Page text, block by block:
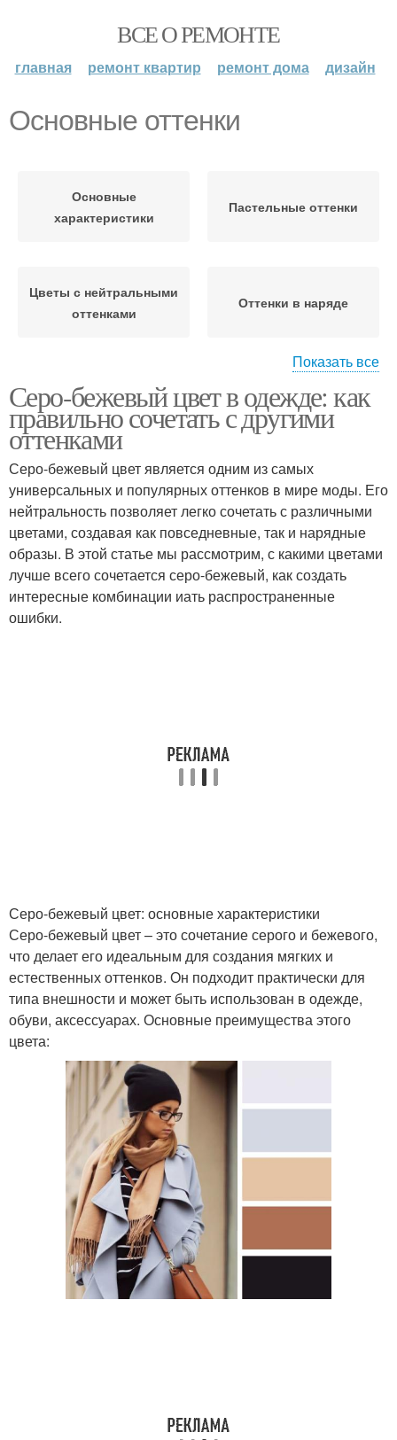
ВСЕ О РЕМОНТЕ
главная ремонт квартир ремонт дома дизайн
Основные оттенки
Основные
характеристики
Пастельные оттенки
Цветы с нейтральными
оттенками
Оттенки в наряде
Популярные оттенки Оттенки от дизайнеров
Показать все
Серо-бежевый цвет в одежде: как
правильно сочетать с другими
оттенками
Серо-бежевый цвет является одним из самых
универсальных и популярных оттенков в мире моды. Его
нейтральность позволяет легко сочетать с различными
цветами, создавая как повседневные, так и нарядные
образы. В этой статье мы рассмотрим, с какими цветами
лучше всего сочетается серо-бежевый, как создать
интересные комбинации иать распространенные
ошибки.
Серо-бежевый цвет: основные характеристики
Серо-бежевый цвет – это сочетание серого и бежевого,
что делает его идеальным для создания мягких и
естественных оттенков. Он подходит практически для
типа внешности и может быть использован в одежде,
обуви, аксессуарах. Основные преимущества этого
цвета: